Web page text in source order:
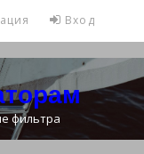
Вход
фильтра